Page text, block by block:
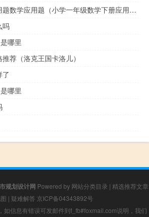
小学一年级下册应用题数学应用题（小学一年级数学下册应用题练习题）
吗
哪里
荐（洛克王国卡洛儿）
哪里
规划设计网 Powered by 网站分类目录 | 精选推荐文章
| 疑难解答 京ICP备04343892号
如信息有错误可发邮件到f_fb#foxmail.com说明，我们